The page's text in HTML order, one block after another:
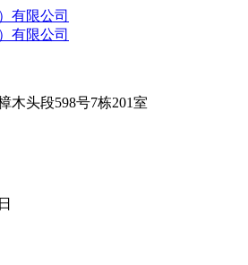
木头段598号7栋201室